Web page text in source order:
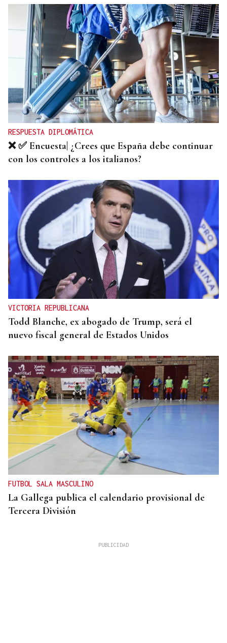
Itxu Díaz
CRÓNICAS DE VERANO
El doble bikini como filosofía de vida
RESPUESTA DIPLOMÁTICA
❌ ✅ Encuesta| ¿Crees que España debe continuar
con los controles a los italianos?
VICTORIA REPUBLICANA
Todd Blanche, ex abogado de Trump, será el
nuevo fiscal general de Estados Unidos
FUTBOL SALA MASCULINO
La Gallega publica el calendario provisional de
Tercera División